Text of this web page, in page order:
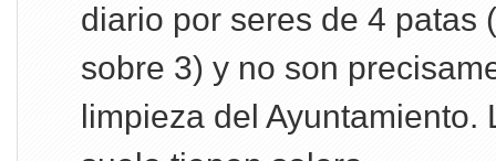
diario por seres de 4 patas
sobre 3) y no son
limpieza del Ayuntamiento.